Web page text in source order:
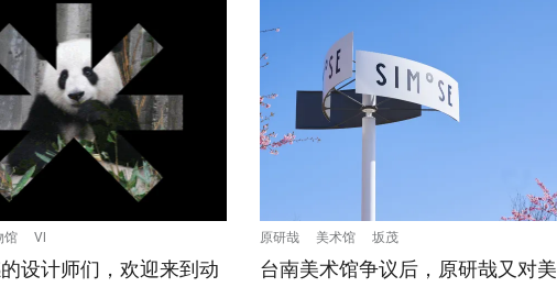
馆 VI
设计师们，欢迎来到动
原研哉 美术馆 坂茂
台南美术馆争议后，原研哉又对美